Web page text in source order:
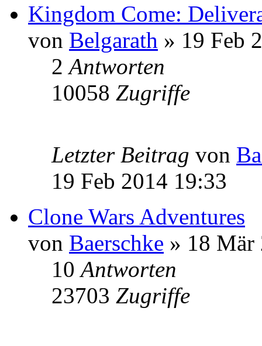
Kingdom Come:
von Belgarath » 19 Feb
2Antworten
10058 Zugriffe
Letzter Beitrag von
19 Feb 2014 19:33
Clone Wars Adventures
von Baerschke » 18 Mär
10Antworten
23703 Zugriffe